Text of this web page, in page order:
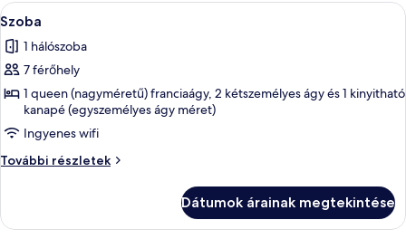
A
következő
szoba
összes
képének
megtekintése:
Szoba
Egy szállodai szoba, amelyben egy
5
Szoba
1 hálószoba
7 férőhely
1 queen (nagyméretű) franciaágy, 2 kétszemélyes ágy és 1 kinyitható
kanapé (egyszemélyes ágy méret)
Ingyenes wifi
További részletek
Szoba
Dátumok árainak megtekintése